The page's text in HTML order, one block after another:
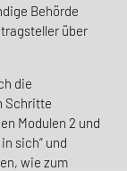
Behörde
über
die
Schritte
Modulen 2 und
sich“ und
wie zum